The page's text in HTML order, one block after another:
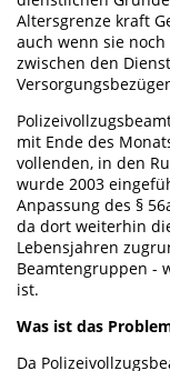
Altersgrenze kraft
auch wenn sie
zwischen den
mit Ende des
vollenden, in den
wurde 2003
Anpassung des §
da dort weiterhin
Lebensjahren
Beamtengruppen -
ist.
Was ist das
Da